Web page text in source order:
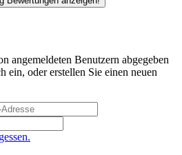
angemeldeten Benutzern abgegeben
ein, oder erstellen Sie einen neuen